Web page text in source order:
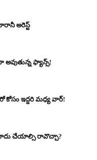
అరెస్ట్
అవుతున్న ఫ్యాన్స్!
కోసం ఇద్దరి మధ్య వార్!
చేయాల్సి రావొచ్చా?